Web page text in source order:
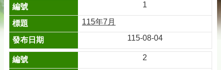
1
115年7月
115-08-04
2